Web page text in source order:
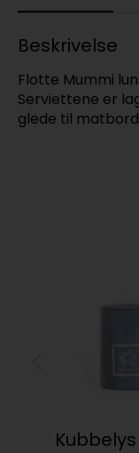
Beskrivelse
Flotte Mummi
Serviettene er
glede til